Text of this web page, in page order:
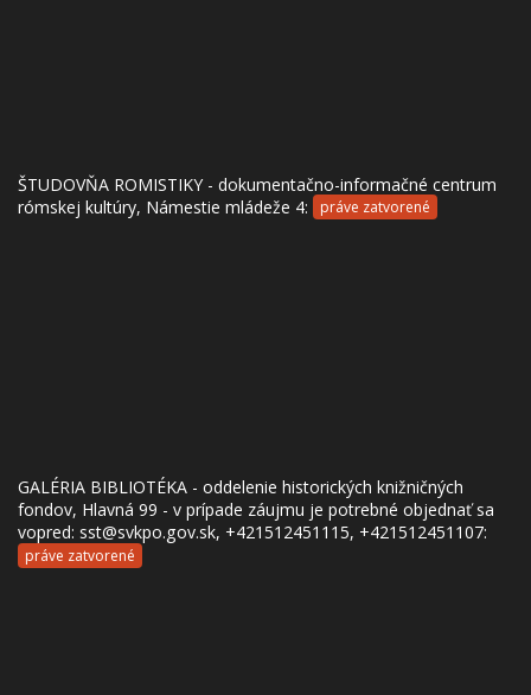
ŠTUDOVŇA ROMISTIKY - dokumentačno-informačné centrum
rómskej kultúry, Námestie mládeže 4:
práve zatvorené
GALÉRIA BIBLIOTÉKA - oddelenie historických knižničných
fondov, Hlavná 99 - v prípade záujmu je potrebné objednať sa
vopred: sst@svkpo.gov.sk, +421512451115, +421512451107:
práve zatvorené